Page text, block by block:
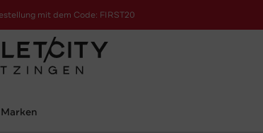
mit dem Code: FIRST20
Marken